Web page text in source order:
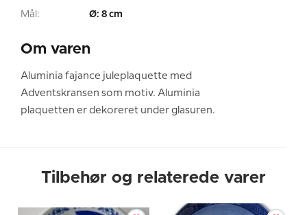
Mål: Ø: 8 cm
Om varen
Aluminia fajance juleplaquette med
Adventskransen som motiv. Aluminia
plaquetten er dekoreret under glasuren.
Tilbehør og relaterede varer